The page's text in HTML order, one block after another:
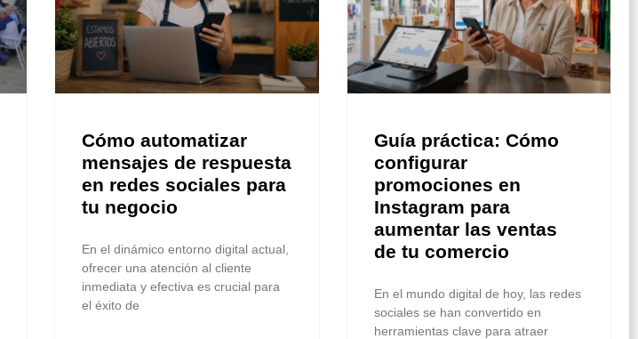
Cómo automatizar
mensajes de respuesta
en redes sociales para
tu negocio
En el dinámico entorno digital actual,
ofrecer una atención al cliente
inmediata y efectiva es crucial para
el éxito de
Guía práctica: Cómo
configurar
promociones en
Instagram para
aumentar las ventas
de tu comercio
En el mundo digital de hoy, las redes
sociales se han convertido en
herramientas clave para atraer